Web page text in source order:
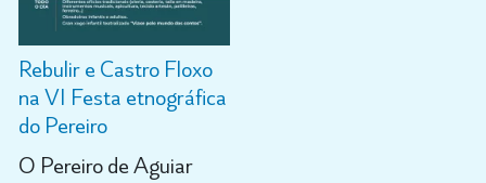
Rebulir e Castro Floxo
na VI Festa etnográfica
do Pereiro
O Pereiro de Aguiar